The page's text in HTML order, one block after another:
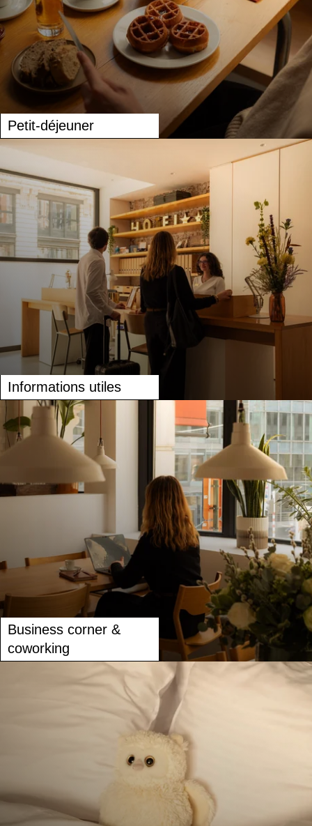
Petit-déjeuner
Informations utiles
Business corner &
coworking
CHAMBRES
SERVICES
OFFRES
TOURISME
GROUPES & BUSINESS
EN NL